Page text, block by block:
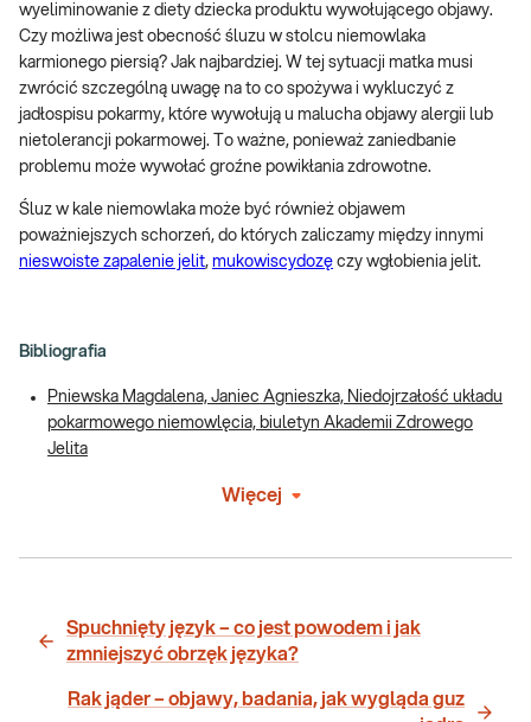
wyeliminowanie z diety dziecka produktu wywołującego objawy.
Czy możliwa jest obecność śluzu w stolcu niemowlaka
karmionego piersią? Jak najbardziej. W tej sytuacji matka musi
zwrócić szczególną uwagę na to co spożywa i wykluczyć z
jadłospisu pokarmy, które wywołują u malucha objawy alergii lub
nietolerancji pokarmowej. To ważne, ponieważ zaniedbanie
problemu może wywołać groźne powikłania zdrowotne.
Śluz w kale niemowlaka może być również objawem
poważniejszych schorzeń, do których zaliczamy między innymi
nieswoiste zapalenie jelit, mukowiscydozę czy wgłobienia jelit.
Bibliografia
Pniewska Magdalena, Janiec Agnieszka, Niedojrzałość układu
pokarmowego niemowlęcia, biuletyn Akademii Zdrowego
Jelita
Więcej
Spuchnięty język – co jest powodem i jak
zmniejszyć obrzęk języka?
Rak jąder – objawy, badania, jak wygląda guz